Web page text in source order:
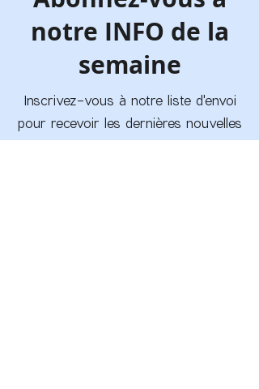
notre INFO de la
semaine
Inscrivez-vous à notre liste d'envoi
pour recevoir les dernières nouvelles
et mises à jour du CCDM